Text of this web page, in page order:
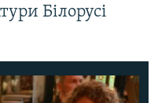
Білорусі